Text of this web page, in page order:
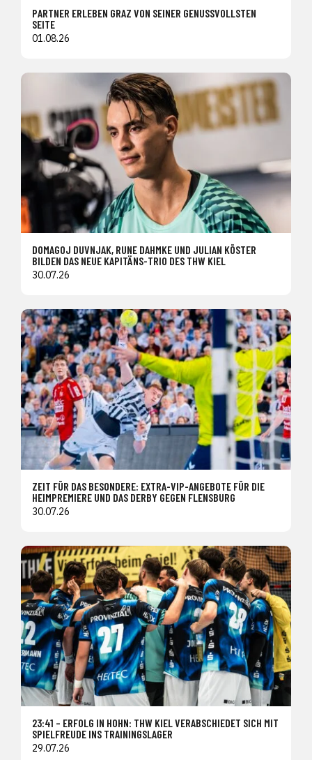
PARTNER ERLEBEN GRAZ VON SEINER GENUSSVOLLSTEN
SEITE
01.08.26
DOMAGOJ DUVNJAK, RUNE DAHMKE UND JULIAN KÖSTER
BILDEN DAS NEUE KAPITÄNS-TRIO DES THW KIEL
30.07.26
ZEIT FÜR DAS BESONDERE: EXTRA-VIP-ANGEBOTE FÜR DIE
HEIMPREMIERE UND DAS DERBY GEGEN FLENSBURG
30.07.26
23:41 – ERFOLG IN HOHN: THW KIEL VERABSCHIEDET SICH MIT
SPIELFREUDE INS TRAININGSLAGER
29.07.26